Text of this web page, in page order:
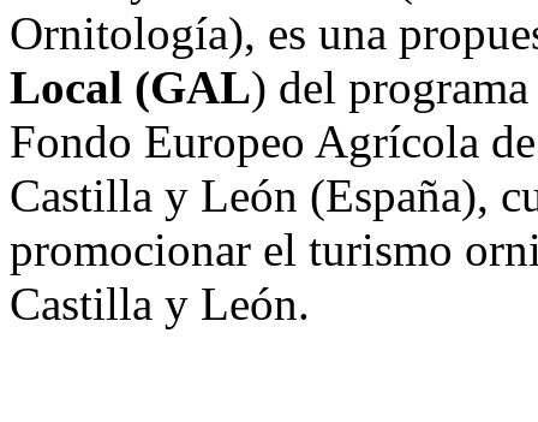
Ornitología), es una
Local (GAL) del
Fondo Europeo Agrícola
Castilla y León (España),
promocionar el turismo
Castilla y León.